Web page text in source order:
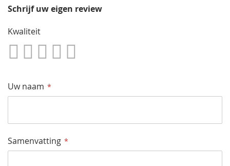
Schrijf uw eigen review
Kwaliteit
1
Star
2
Sterren
3
Sterren
4
Sterren
Uw naam
Samenvatting